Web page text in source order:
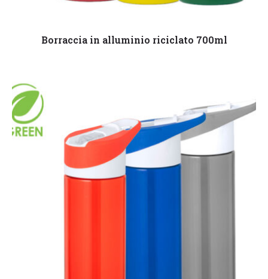
Leggi tutto
Borraccia in alluminio riciclato 700ml